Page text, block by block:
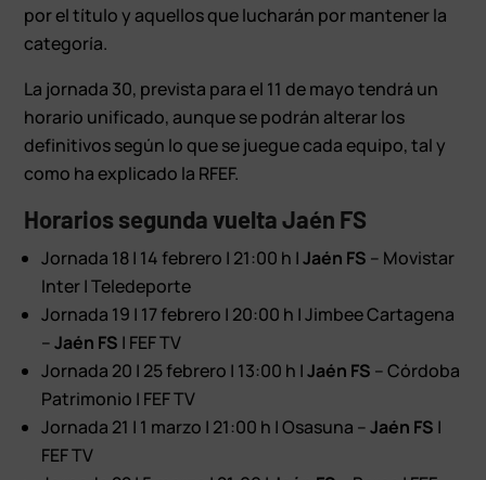
por el título y aquellos que lucharán por mantener la
categoría.
La jornada 30, prevista para el 11 de mayo tendrá un
horario unificado, aunque se podrán alterar los
definitivos según lo que se juegue cada equipo, tal y
como ha explicado la RFEF.
Horarios segunda vuelta Jaén FS
Jornada 18 | 14 febrero | 21:00 h |Jaén FS – Movistar
Inter | Teledeporte
Jornada 19 | 17 febrero | 20:00 h | Jimbee Cartagena
–Jaén FS | FEF TV
Jornada 20 | 25 febrero | 13:00 h |Jaén FS – Córdoba
Patrimonio | FEF TV
Jornada 21 | 1 marzo | 21:00 h | Osasuna –Jaén FS |
FEF TV